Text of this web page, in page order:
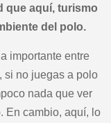
que aquí, turismo
del polo.
importante entre
si no juegas a polo
nada que ver
En cambio, aquí, lo